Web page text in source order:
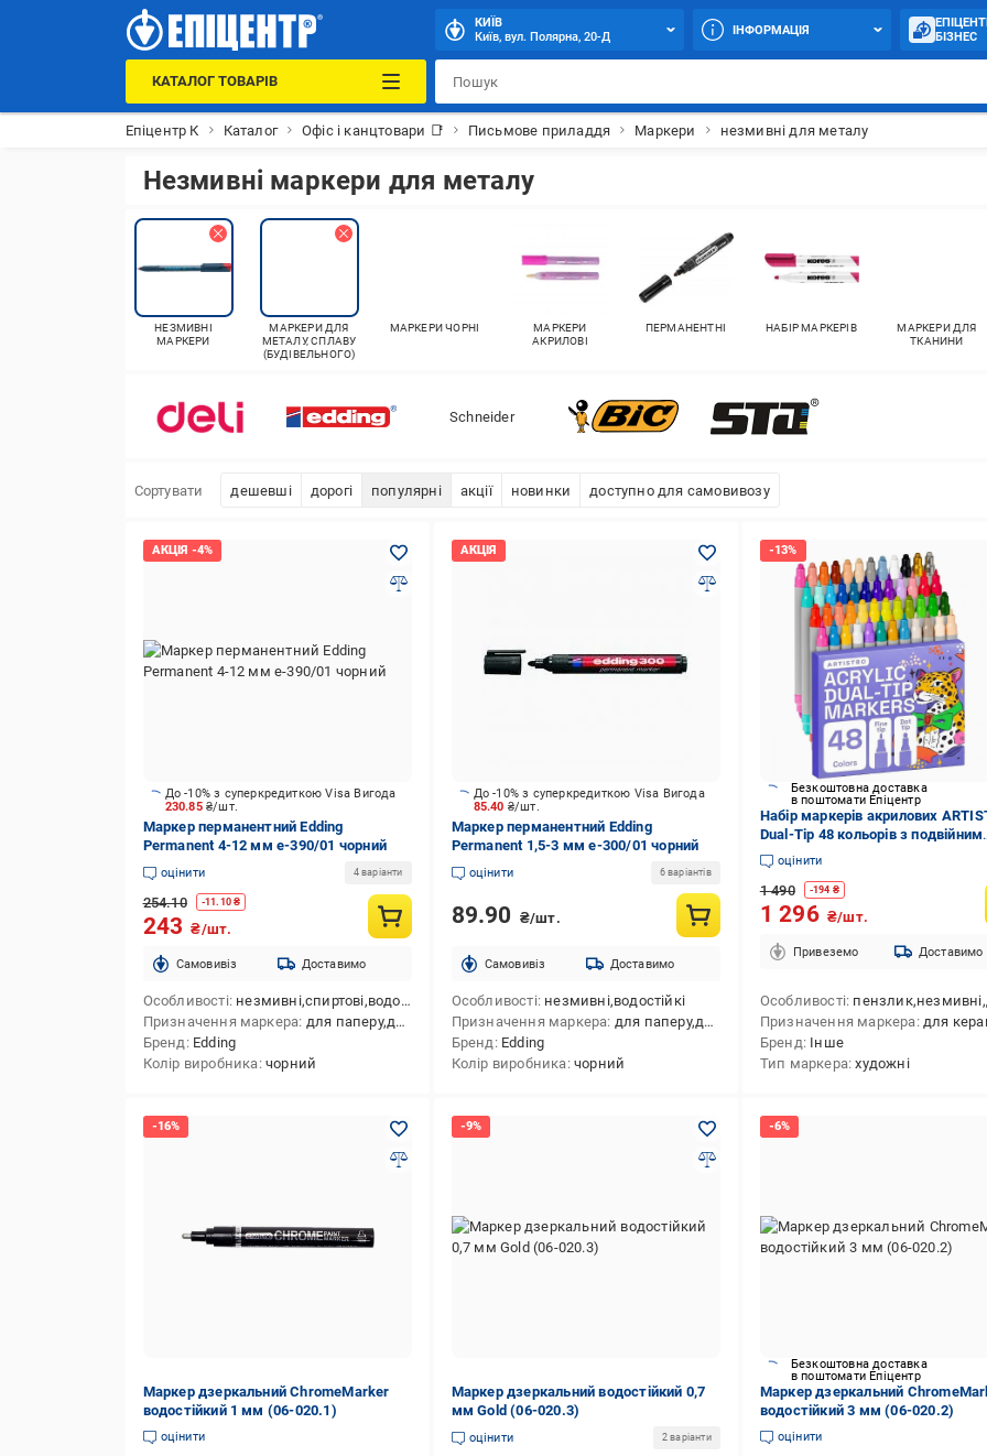
КИЇВ
Київ, вул. Полярна, 20-Д
ІНФОРМАЦІЯ
БІЗНЕС
КАТАЛОГ ТОВАРІВ
Епіцентр К Каталог Офіс і канцтовари 📑 Письмове приладдя Маркери незмивні для металу
Незмивні маркери для металу
НЕЗМИВНІ
МАРКЕРИ
МАРКЕРИ ДЛЯ
МЕТАЛУ, СПЛАВУ
(БУДІВЕЛЬНОГО)
МАРКЕРИ ЧОРНІ
МАРКЕРИ
АКРИЛОВІ
ПЕРМАНЕНТНІ НАБІР МАРКЕРІВ
МАРКЕРИ ДЛЯ
ТКАНИНИ
Schneider
Сортувати дешевші дорогі популярні акції новинки доступно для самовивозу
230.85 ₴/шт.
До -10% з суперкредиткою Visa Вигода
Маркер перманентний Edding
Permanent 4-12 мм e-390/01 чорний
оцінити 4 варіанти
254.10 -11.10₴
243 ₴/шт.
Cамовивіз Доставимо
Особливості незмивні,спиртові,водостійкі
Призначення маркера для паперу,для металу, сплаву (будівельного),для пластику,для скла,для кераміки
Бренд Edding
Колір виробника чорний
85.40 ₴/шт.
До -10% з суперкредиткою Visa Вигода
Маркер перманентний Edding
Permanent 1,5-3 мм e-300/01 чорний
оцінити 6 варіантів
89.90 ₴/шт.
Cамовивіз Доставимо
Особливості незмивні,водостійкі
Призначення маркера для паперу,для пластику,для металу, сплаву (будівельного),для скла,для кераміки
Бренд Edding
Колір виробника чорний
Безкоштовна доставка
в поштомати Епіцентр
Набір маркерів акрилових
Dual-Tip 48 кольорів з подвійним
наконечником (33480935)
оцінити
1 490 -194 ₴
1 296 ₴/шт.
Привеземо Доставимо
Особливості пензлик,незмивні,двосторонні,на водній
Призначення маркера для кераміки,для скла,для паперу,для текстилю,для металу, сплаву
Бренд Інше
Тип маркера художні
Маркер дзеркальний ChromeMarker
водостійкий 1 мм (06-020.1)
оцінити
Маркер дзеркальний водостійкий 0,7
мм Gold (06-020.3)
оцінити 2 варіанти
Безкоштовна доставка
в поштомати Епіцентр
Маркер дзеркальний
водостійкий 3 мм (06-020.2)
оцінити